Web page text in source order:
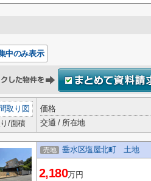
中のみ表示
取り図
/面積
価格
交通 / 所在地
売地 垂水区塩屋北町 土地
2,180万円